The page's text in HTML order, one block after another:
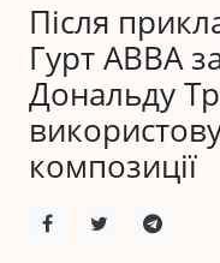
Після
Гурт ABBA
Дональду
композиції